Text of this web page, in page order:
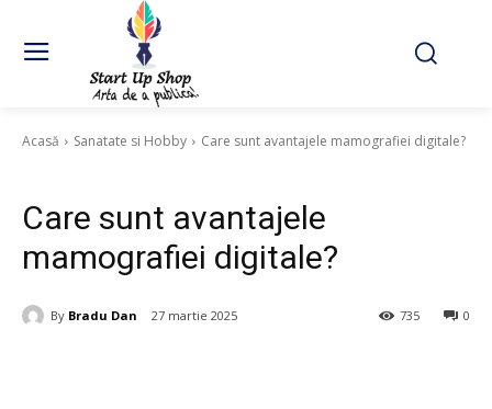
Acasă Sanatate si Hobby Care sunt avantajele mamografiei digitale?
Care sunt avantajele
mamografiei digitale?
By Bradu Dan 27 martie 2025 0
735